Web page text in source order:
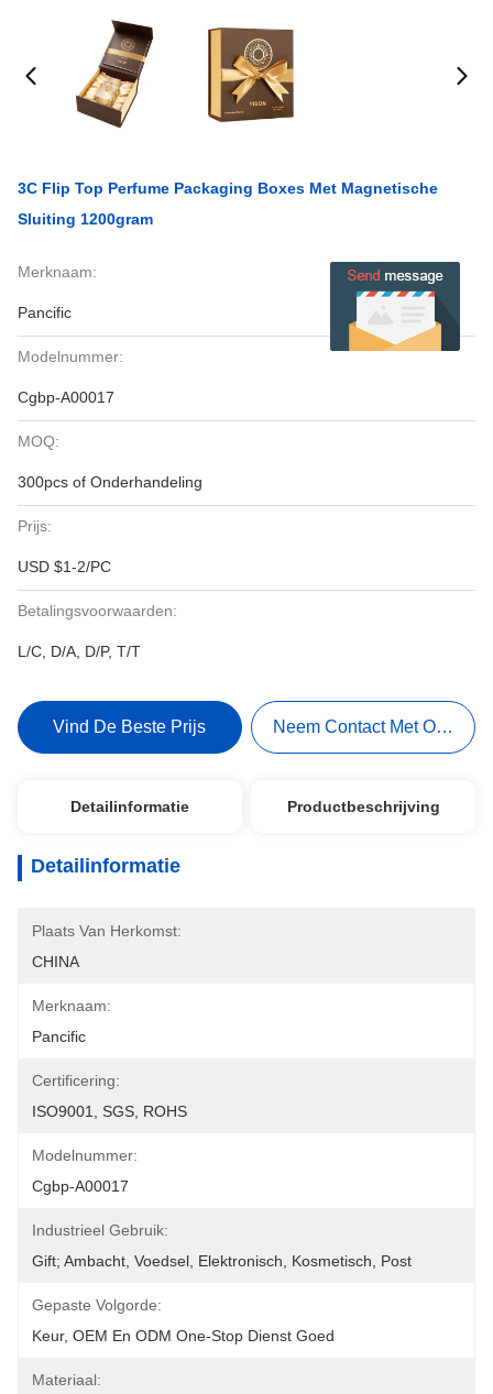
3C Flip Top Perfume Packaging Boxes Met Magnetische
Sluiting 1200gram
Merknaam:
Pancific
Modelnummer:
Cgbp-A00017
MOQ:
300pcs of Onderhandeling
Prijs:
USD $1-2/PC
Betalingsvoorwaarden:
L/C, D/A, D/P, T/T
Vind De Beste Prijs Neem Contact Met Ons Op
Detailinformatie Productbeschrijving
Detailinformatie
Plaats Van Herkomst:
CHINA
Merknaam:
Pancific
Certificering:
ISO9001, SGS, ROHS
Modelnummer:
Cgbp-A00017
Industrieel Gebruik:
Gift; Ambacht, Voedsel, Elektronisch, Kosmetisch, Post
Gepaste Volgorde:
Keur, OEM En ODM One-Stop Dienst Goed
Materiaal: